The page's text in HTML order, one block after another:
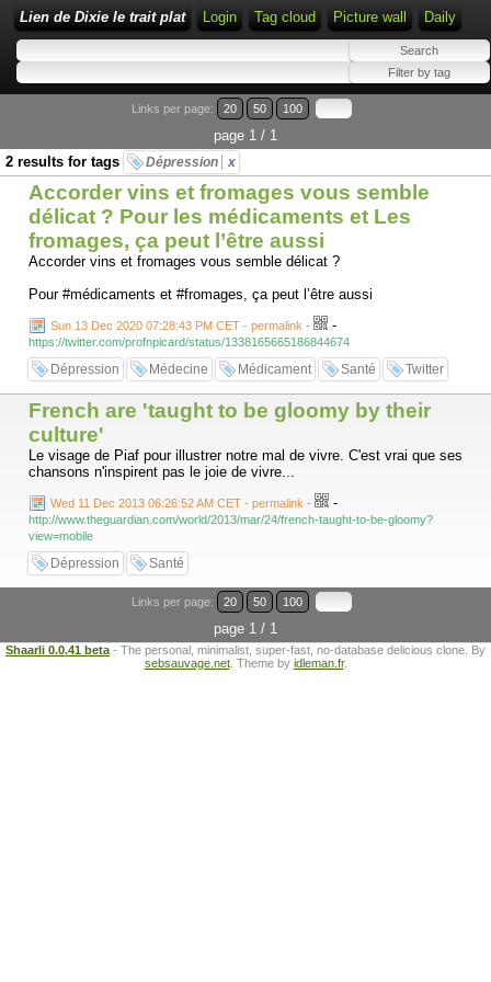
Lien de Dixie le trait plat Login Tag cloud Picture wall Daily
Links per page: 20 50 100
page 1 / 1
2 results for tags
Dépression x
Accorder vins et fromages vous semble
délicat ? Pour les médicaments et Les
fromages, ça peut l’être aussi
Accorder vins et fromages vous semble délicat ?
Pour #médicaments et #fromages, ça peut l’être aussi
Sun 13 Dec 2020 07:28:43 PM CET - permalink - -
https://twitter.com/profnpicard/status/1338165665186844674
Dépression Médecine Médicament Santé Twitter
French are 'taught to be gloomy by their
culture'
Le visage de Piaf pour illustrer notre mal de vivre. C'est vrai que ses
chansons n'inspirent pas le joie de vivre...
Wed 11 Dec 2013 06:26:52 AM CET - permalink - -
http://www.theguardian.com/world/2013/mar/24/french-taught-to-be-gloomy?
view=mobile
Dépression Santé
Links per page: 20 50 100
page 1 / 1
Shaarli 0.0.41 beta - The personal, minimalist, super-fast, no-database delicious clone. By
sebsauvage.net. Theme by idleman.fr.